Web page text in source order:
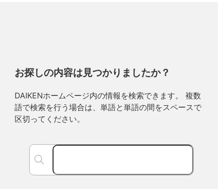
お探しの内容は見つかりましたか？
DAIKENホームページ内の情報を検索できます。 複数
語で検索を行う場合は、単語と単語の間をスペースで
区切ってください。